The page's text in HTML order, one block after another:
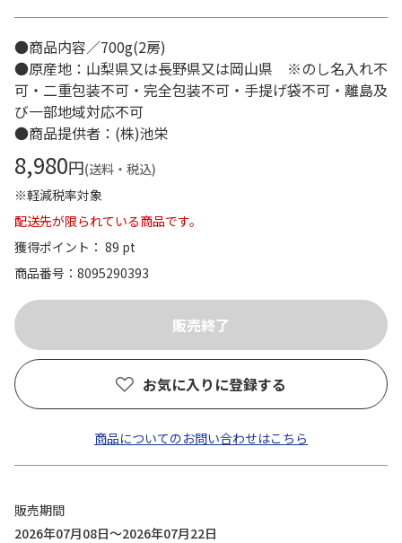
●商品内容／700g(2房)
●原産地：山梨県又は長野県又は岡山県 ※のし名入れ不
可・二重包装不可・完全包装不可・手提げ袋不可・離島及
び一部地域対応不可
●商品提供者：(株)池栄
8,980円(送料・税込)
※軽減税率対象
配送先が限られている商品です。
獲得ポイント： 89 pt
商品番号
8095290393
お気に入りに登録する
商品についてのお問い合わせはこちら
販売期間
2026年07月08日～2026年07月22日